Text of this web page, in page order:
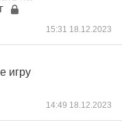
15:31 18.12.2023
игру
14:49 18.12.2023